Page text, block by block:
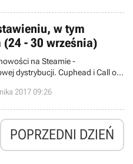
w tym
(24 - 30 września)
na Steamie -
dystrybucji. Cuphead i Call of
oczywiście dalej trzyma
2017 09:26
POPRZEDNI DZIEŃ